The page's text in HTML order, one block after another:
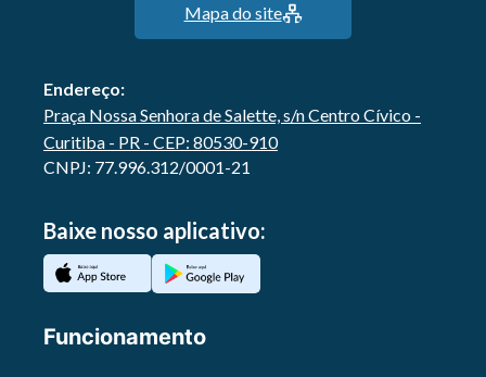
Mapa do site
Endereço:
Praça Nossa Senhora de Salette, s/n Centro Cívico -
Curitiba - PR - CEP: 80530-910
CNPJ: 77.996.312/0001-21
Baixe nosso aplicativo:
Funcionamento